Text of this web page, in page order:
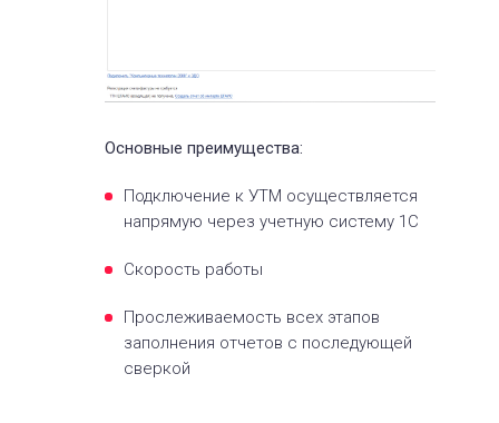
Основные преимущества:
Подключение к УТМ осуществляется
напрямую через учетную систему 1С
Скорость работы
Прослеживаемость всех этапов
заполнения отчетов с последующей
сверкой